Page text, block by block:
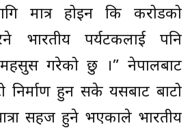
मात्र होइन कि करोडको
भारतीय पर्यटकलाई पनि
गरेको छु ।” नेपालबाट
हुन सके यसबाट बाटो
सहज हुने भएकाले भारतीय